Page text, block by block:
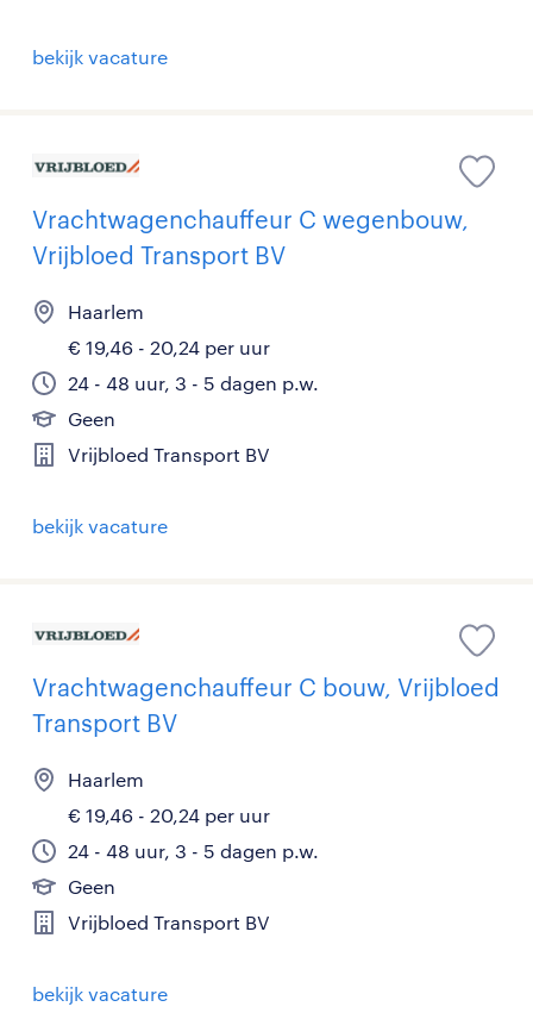
bekijk vacature
Vrachtwagenchauffeur C wegenbouw,
Vrijbloed Transport BV
Haarlem
€ 19,46 - 20,24 per uur
24 - 48 uur, 3 - 5 dagen p.w.
Geen
Vrijbloed Transport BV
bekijk vacature
Vrachtwagenchauffeur C bouw, Vrijbloed
Transport BV
Haarlem
€ 19,46 - 20,24 per uur
24 - 48 uur, 3 - 5 dagen p.w.
Geen
Vrijbloed Transport BV
bekijk vacature